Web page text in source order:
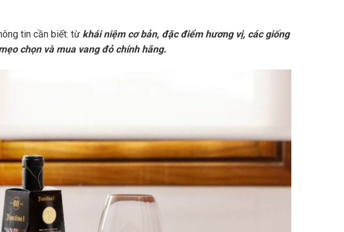
tin cần biết: từ khái niệm cơ bản, đặc điểm hương vị, các giống
chọn và mua vang đỏ chính hãng.